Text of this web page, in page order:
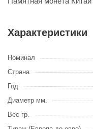
Характеристики
Номинал
Страна
Год
Диаметр мм.
Вес гр.